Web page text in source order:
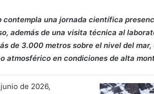
contempla una jornada científica
además de una visita técnica al
de 3.000 metros sobre el nivel del
atmosférico en condiciones de alta
de 2026,